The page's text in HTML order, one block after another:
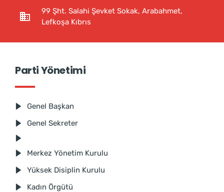
99 Şht. Salahi Şevket Sokak, Arabahmet,
Lefkoşa Kıbrıs
Parti Yönetimi
Genel Başkan
Genel Sekreter
Merkez Yönetim Kurulu
Yüksek Disiplin Kurulu
Kadın Örgütü